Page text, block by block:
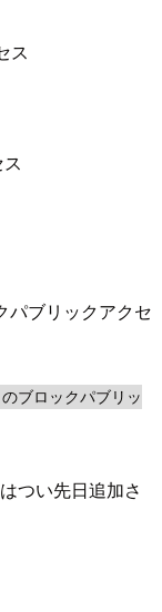
ス
パブリックアクセ
ブロックパブリッ
つい先日追加さ